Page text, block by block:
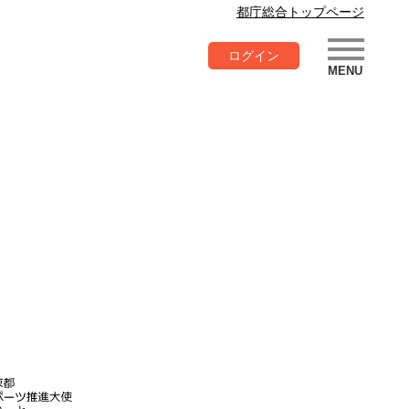
都庁総合トップページ
ログイン